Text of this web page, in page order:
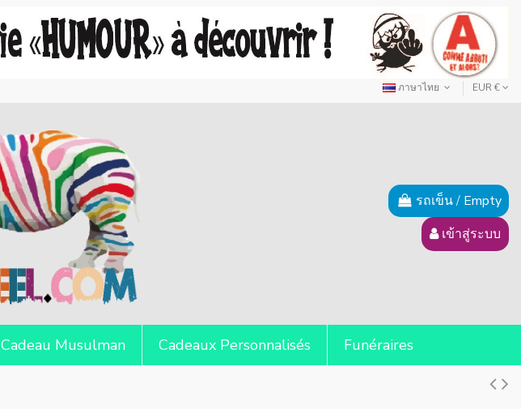
ภาษาไทย EUR €
รถเข็น/ Empty
เข้าสู่ระบบ
Cadeau Musulman Cadeaux Personnalisés Funéraires